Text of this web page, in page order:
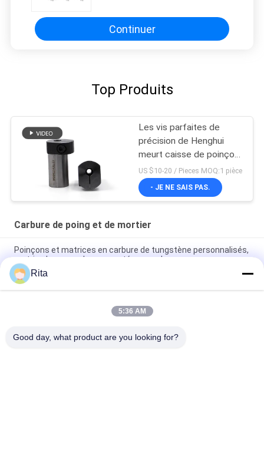
Continuer
Top Produits
Les vis parfaites de
précision de Henghui
meurt caisse de poinçon
de caisse deuxièmes de
poinçon d'en-tête
US $10-20 / Pieces MOQ:1 pièce
- JE NE SAIS PAS.
Carbure de poing et de mortier
Poinçons et matrices en carbure de tungstène personnalisés,
matrice hexagonale segmentée en carbure
Poinçons et matrices segmentés hexagonaux en carbure
avec matériau YG20C VA80 CD-750 H13
Le moule à vis à tête froide est moulé au carbure de
Rita
5:36 AM
Good day, what product are you looking for?